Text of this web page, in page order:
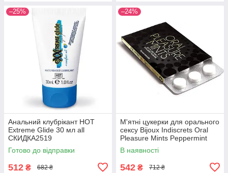
–25%
Анальний клубрікант HOT
Extreme Glide 30 мл all
СКИДКА2519
Готово до відправки
512 ₴ 682 ₴
–24%
М'ятні цукерки для орального
сексу Bijoux Indiscrets Oral
Pleasure Mints Peppermint
В наявності
542 ₴ 712 ₴